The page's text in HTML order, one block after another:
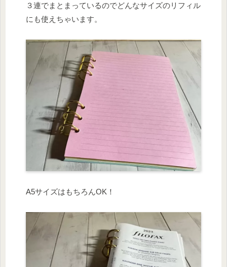
３連でまとまっているのでどんなサイズのリフィル
にも使えちゃいます。
A5サイズはもちろんOK！